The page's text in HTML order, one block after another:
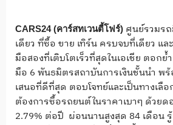
CARS24 (คาร์สทเวนตี้โฟร์) ศูนย์รวมร
เดียว ที่ซื้อ ขาย เทิร์น ครบจบที่เดียว แ
มือสองที่เติบโตเร็วที่สุดในเอเชีย ตอกย้
มือ 6 พันธมิตรสถาบันการเงินชั้นนำ พ
เสนอที่ดีที่สุด ตอบโจทย์และเป็นทางเลื
ต้องการซื้อรถยนต์ในราคาเบาๆ ด้วยด
2.79% ต่อปี ผ่อนนานสูงสุด 84 เดือน